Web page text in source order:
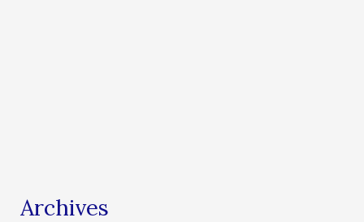
Archives